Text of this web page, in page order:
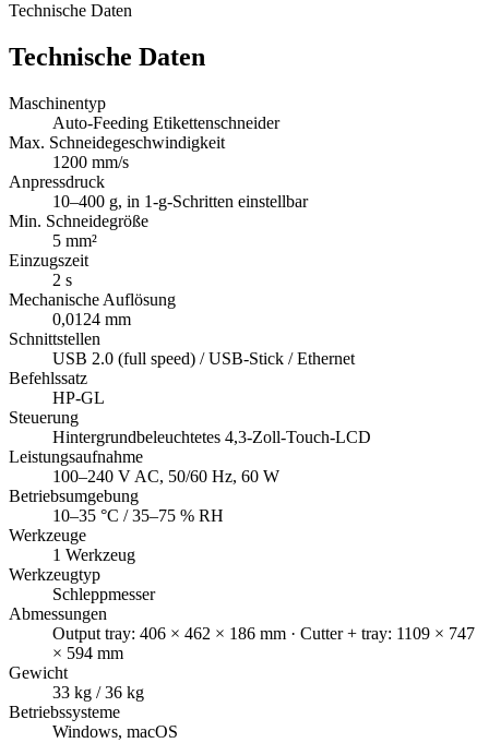
Technische Daten
Technische Daten
Maschinentyp
Auto-Feeding Etikettenschneider
Max. Schneidegeschwindigkeit
1200 mm/s
Anpressdruck
10–400 g, in 1-g-Schritten einstellbar
Min. Schneidegröße
5 mm²
Einzugszeit
2 s
Mechanische Auflösung
0,0124 mm
Schnittstellen
USB 2.0 (full speed) / USB-Stick / Ethernet
Befehlssatz
HP-GL
Steuerung
Hintergrundbeleuchtetes 4,3-Zoll-Touch-LCD
Leistungsaufnahme
100–240 V AC, 50/60 Hz, 60 W
Betriebsumgebung
10–35 °C / 35–75 % RH
Werkzeuge
1 Werkzeug
Werkzeugtyp
Schleppmesser
Abmessungen
Output tray: 406 × 462 × 186 mm · Cutter + tray: 1109 × 747
× 594 mm
Gewicht
33 kg / 36 kg
Betriebssysteme
Windows, macOS